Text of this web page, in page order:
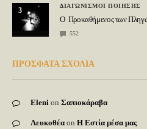
3
ΔΙΑΓΩΝΙΣΜΟΙ ΠΟΙΗΣΗΣ
Ο Προκαθήμενος των
552
ΠΡΟΣΦΑΤΑ ΣΧΟΛΙΑ
Eleni on Σαπιοκάραβα
Λευκοθέα on Η Εστία μέσα μας